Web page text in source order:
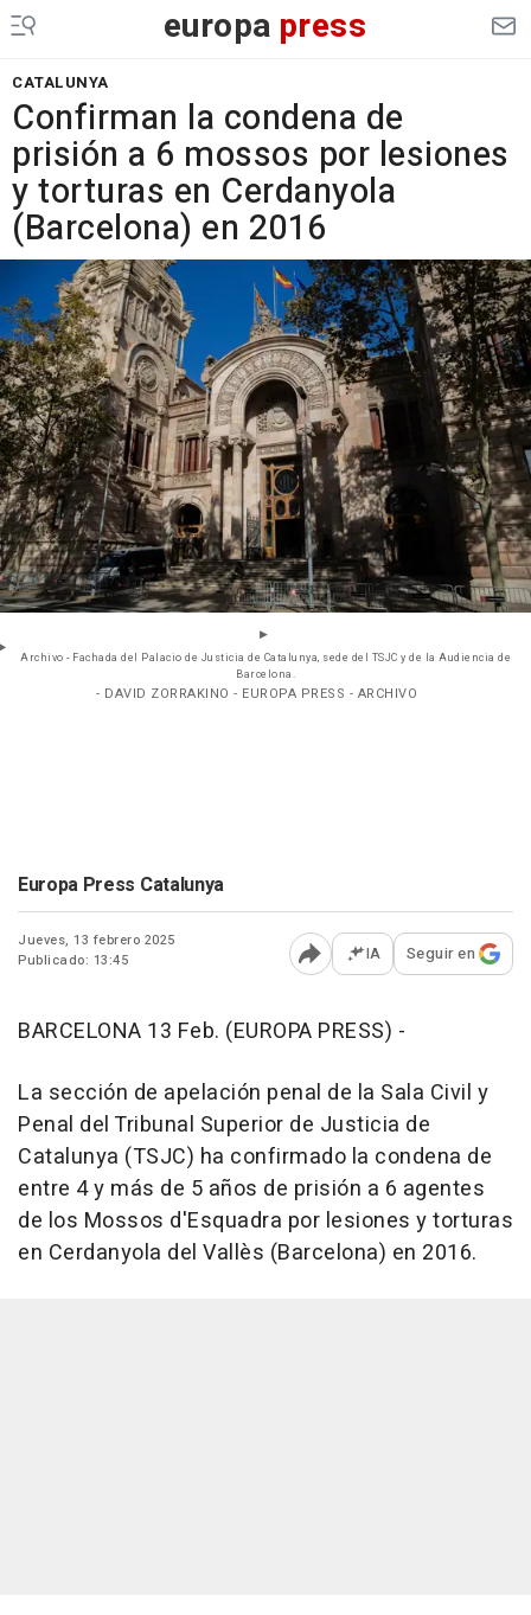
europa press
CATALUNYA
Confirman la condena de
prisión a 6 mossos por lesiones
y torturas en Cerdanyola
(Barcelona) en 2016
Archivo - Fachada del Palacio de Justicia de Catalunya, sede del TSJC y de la Audiencia de
Barcelona.
- DAVID ZORRAKINO - EUROPA PRESS - ARCHIVO
Europa Press Catalunya
Jueves, 13 febrero 2025
Publicado: 13:45
Abrir opciones para
IA Seguir en
BARCELONA 13 Feb. (EUROPA PRESS) -
La sección de apelación penal de la Sala Civil y
Penal del Tribunal Superior de Justicia de
Catalunya (TSJC) ha confirmado la condena de
entre 4 y más de 5 años de prisión a 6 agentes
de los Mossos d'Esquadra por lesiones y torturas
en Cerdanyola del Vallès (Barcelona) en 2016.